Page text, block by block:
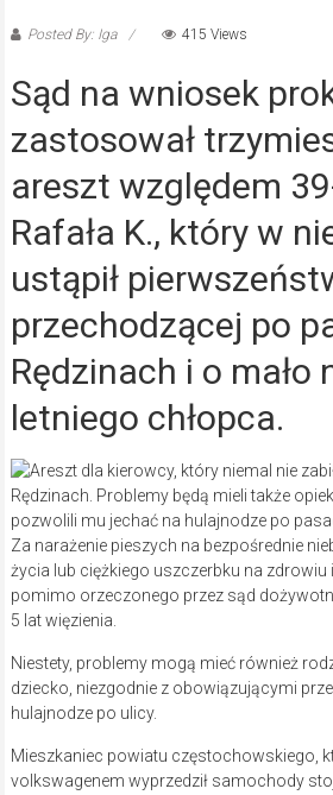
Posted By: Iga 415 Views
Sąd na wniosek
zastosował
areszt względem
Rafała K., który w
ustąpił
przechodzącej po
Rędzinach i o mało
letniego chłopca.
Za narażenie pieszych na bezpośrednie
życia lub ciężkiego uszczerbku na zdrowiu
pomimo orzeczonego przez sąd
5 lat więzienia.
Niestety, problemy mogą mieć również
dziecko, niezgodnie z obowiązującymi
hulajnodze po ulicy.
Mieszkaniec powiatu częstochowskiego,
volkswagenem wyprzedził samochody